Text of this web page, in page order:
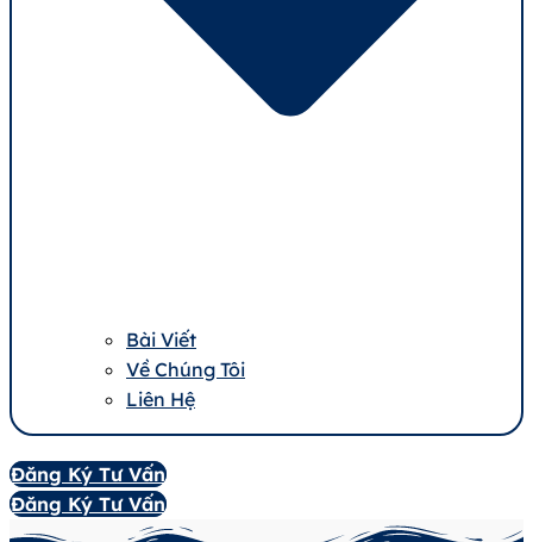
Bài Viết
Về Chúng Tôi
Liên Hệ
Đăng Ký Tư Vấn
Đăng Ký Tư Vấn